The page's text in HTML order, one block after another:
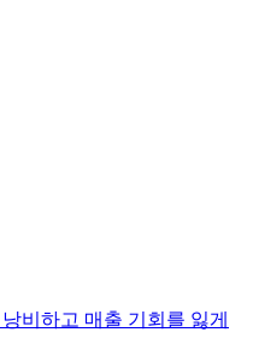
비하고 매출 기회를 잃게